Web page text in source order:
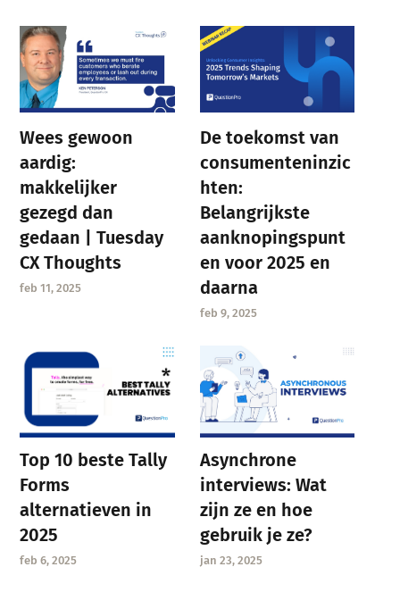
Wees gewoon
aardig:
makkelijker
gezegd dan
gedaan | Tuesday
CX Thoughts
feb 11, 2025
De toekomst van
consumenteninzic
hten:
Belangrijkste
aanknopingspunt
en voor 2025 en
daarna
feb 9, 2025
Top 10 beste Tally
Forms
alternatieven in
2025
feb 6, 2025
Asynchrone
interviews: Wat
zijn ze en hoe
gebruik je ze?
jan 23, 2025